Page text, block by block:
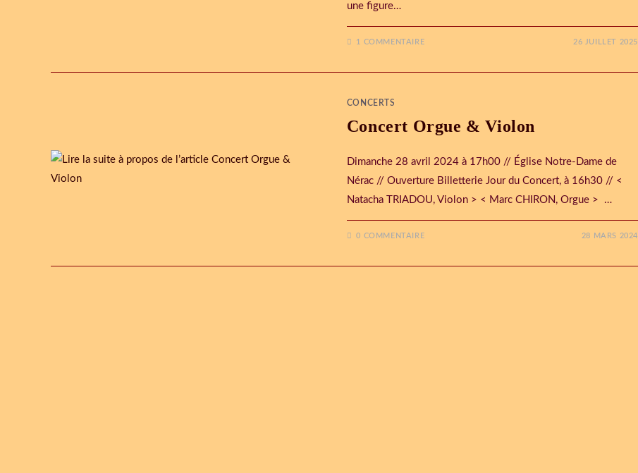
une figure…
1 COMMENTAIRE 26 JUILLET 2025
CONCERTS
Concert Orgue & Violon
Dimanche 28 avril 2024 à 17h00 // Église Notre-Dame de
Nérac // Ouverture Billetterie Jour du Concert, à 16h30 // <
Natacha TRIADOU, Violon > < Marc CHIRON, Orgue > …
0 COMMENTAIRE 28 MARS 2024